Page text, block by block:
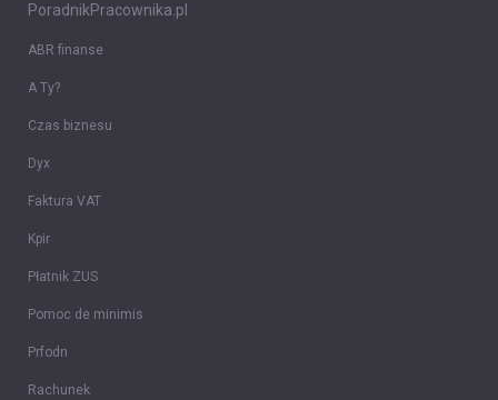
PoradnikPracownika.pl
ABR finanse
A Ty?
Czas biznesu
Dyx
Faktura VAT
Kpir
Płatnik ZUS
Pomoc de minimis
Prfodn
Rachunek